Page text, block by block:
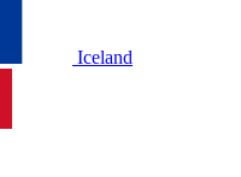
Iceland